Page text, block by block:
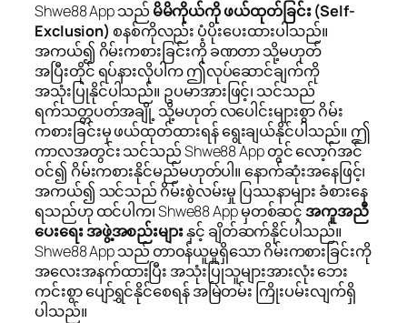
Shwe88 App သည် မိမိကိုယ်ကို ဖယ်ထုတ်ခြင်း (Self-
Exclusion) စနစ်ကိုလည်း ပံ့ပိုးပေးထားပါသည်။
အကယ်၍ ဂိမ်းကစားခြင်းကို ခဏတာ သို့မဟုတ်
အပြီးတိုင် ရပ်နားလိုပါက ဤလုပ်ဆောင်ချက်ကို
အသုံးပြုနိုင်ပါသည်။ ဥပမာအားဖြင့်၊ သင်သည်
ရက်သတ္တပတ်အချို့ သို့မဟုတ် လပေါင်းများစွာ ဂိမ်း
ကစားခြင်းမှ ဖယ်ထုတ်ထားရန် ရွေးချယ်နိုင်ပါသည်။ ဤ
ကာလအတွင်း သင်သည် Shwe88 App တွင် လော့ဂ်အင်
ဝင်၍ ဂိမ်းကစားနိုင်မည်မဟုတ်ပါ။ နောက်ဆုံးအနေဖြင့်၊
အကယ်၍ သင်သည် ဂိမ်းစွဲလမ်းမှု ပြဿနာများ ခံစားနေ
ရသည်ဟု ထင်ပါက၊ Shwe88 App မှတစ်ဆင့်အကူအညီ
ပေးရေး အဖွဲ့အစည်းများနှင့် ချိတ်ဆက်နိုင်ပါသည်။
Shwe88 App သည် တာဝန်ယူမှုရှိသော ဂိမ်းကစားခြင်းကို
အလေးအနက်ထားပြီး အသုံးပြုသူများအားလုံး ဘေး
ကင်းစွာ ပျော်ရွှင်နိုင်စေရန် အမြဲတမ်း ကြိုးပမ်းလျက်ရှိ
ပါသည်။